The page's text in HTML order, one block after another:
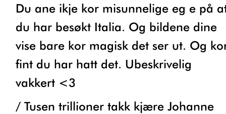
Du ane ikje kor misunnelige eg e på at
du har besøkt Italia. Og bildene dine
vise bare kor magisk det ser ut. Og
fint du har hatt det. Ubeskrivelig
vakkert <3
/ Tusen trillioner takk kjære Johanne